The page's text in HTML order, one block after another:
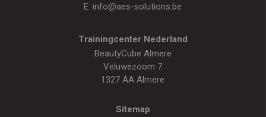
E. info@aes-solutions.be
Trainingcenter Nederland
BeautyCube Almere
Veluwezoom 7
1327 AA Almere
Sitemap